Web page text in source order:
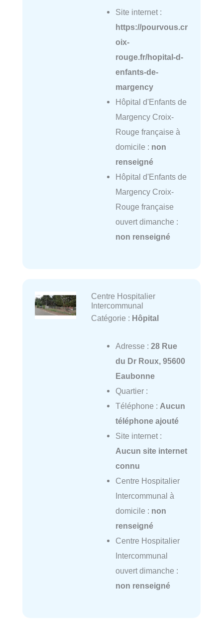
Site internet :
https://pourvous.cr
oix-
rouge.fr/hopital-d-
enfants-de-
margency
Hôpital d'Enfants de
Margency Croix-
Rouge française à
domicile : non
renseigné
Hôpital d'Enfants de
Margency Croix-
Rouge française
ouvert dimanche :
non renseigné
Centre Hospitalier
Intercommunal
Catégorie : Hôpital
Adresse : 28 Rue
du Dr Roux, 95600
Eaubonne
Quartier :
Téléphone : Aucun
téléphone ajouté
Site internet :
Aucun site internet
connu
Centre Hospitalier
Intercommunal à
domicile : non
renseigné
Centre Hospitalier
Intercommunal
ouvert dimanche :
non renseigné